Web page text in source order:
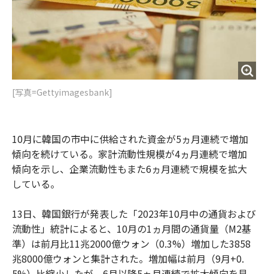
[写真=Gettyimagesbank]
10月に韓国の市中に供給された資金が5ヵ月連続で増加
傾向を続けている。家計流動性規模が4ヵ月連続で増加
傾向を示し、企業流動性もまた6ヵ月連続で規模を拡大
している。
13日、韓国銀行が発表した「2023年10月中の通貨および
流動性」統計によると、10月の1ヵ月間の通貨量（M2基
準）は前月比11兆2000億ウォン（0.3%）増加した3858
兆8000億ウォンと集計された。増加幅は前月（9月+0.